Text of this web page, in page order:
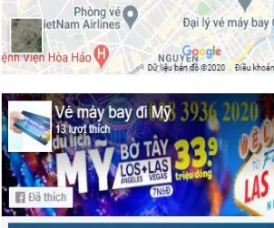
Chiêm ngưỡng cảnh sắc
Philadelphia